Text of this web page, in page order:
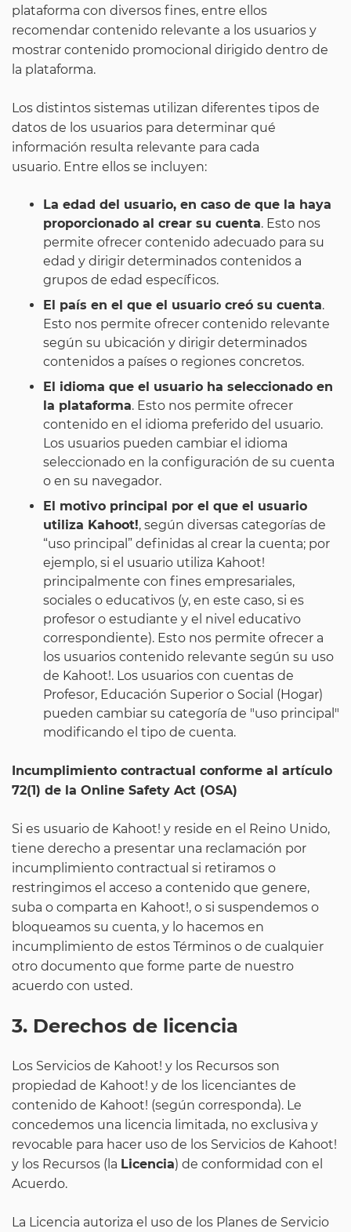
plataforma con diversos fines, entre ellos
recomendar contenido relevante a los usuarios y
mostrar contenido promocional dirigido dentro de
la plataforma.
Los distintos sistemas utilizan diferentes tipos de
datos de los usuarios para determinar qué
información resulta relevante para cada
usuario. Entre ellos se incluyen:
La edad del usuario, en caso de que la haya
proporcionado al crear su cuenta. Esto nos
permite ofrecer contenido adecuado para su
edad y dirigir determinados contenidos a
grupos de edad específicos.
El país en el que el usuario creó su cuenta.
Esto nos permite ofrecer contenido relevante
según su ubicación y dirigir determinados
contenidos a países o regiones concretos.
El idioma que el usuario ha seleccionado en
la plataforma. Esto nos permite ofrecer
contenido en el idioma preferido del usuario.
Los usuarios pueden cambiar el idioma
seleccionado en la configuración de su cuenta
o en su navegador.
El motivo principal por el que el usuario
utiliza Kahoot!, según diversas categorías de
“uso principal” definidas al crear la cuenta; por
ejemplo, si el usuario utiliza Kahoot!
principalmente con fines empresariales,
sociales o educativos (y, en este caso, si es
profesor o estudiante y el nivel educativo
correspondiente). Esto nos permite ofrecer a
los usuarios contenido relevante según su uso
de Kahoot!. Los usuarios con cuentas de
Profesor, Educación Superior o Social (Hogar)
pueden cambiar su categoría de "uso principal"
modificando el tipo de cuenta.
Incumplimiento contractual conforme al artículo
72(1) de la Online Safety Act (OSA)
Si es usuario de Kahoot! y reside en el Reino Unido,
tiene derecho a presentar una reclamación por
incumplimiento contractual si retiramos o
restringimos el acceso a contenido que genere,
suba o comparta en Kahoot!, o si suspendemos o
bloqueamos su cuenta, y lo hacemos en
incumplimiento de estos Términos o de cualquier
otro documento que forme parte de nuestro
acuerdo con usted.
3. Derechos de licencia
Los Servicios de Kahoot! y los Recursos son
propiedad de Kahoot! y de los licenciantes de
contenido de Kahoot! (según corresponda). Le
concedemos una licencia limitada, no exclusiva y
revocable para hacer uso de los Servicios de Kahoot!
y los Recursos (la Licencia) de conformidad con el
Acuerdo.
La Licencia autoriza el uso de los Planes de Servicio